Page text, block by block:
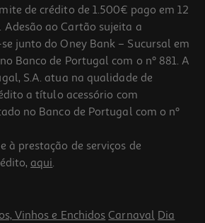
De Cinema 300ml
de crédito de 1.500€ pago em 12
Adesão ao Cartão sujeita a
junto do Oney Bank – Sucursal em
Banco de Portugal com o nº 881. A
S.A. atua na qualidade de
a título acessório com
no Banco de Portugal com o nº
à prestação de serviços de
aqui.
Vinhos e Enchidos Carnaval Dia